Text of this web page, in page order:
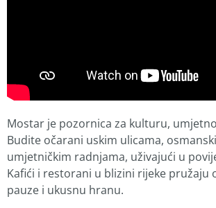
Mostar je pozornica za kulturu,
Budite očarani uskim ulicama,
umjetničkim radnjama, uživajući u
Kafići i restorani u blizini rijeke pružaju
pauze i ukusnu hranu.